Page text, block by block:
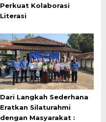
Perkuat Kolaborasi
Literasi
Dari Langkah Sederhana
Eratkan Silaturahmi
dengan Masyarakat :